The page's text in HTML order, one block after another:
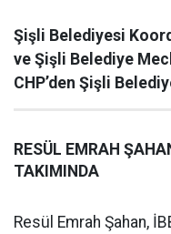
Şişli Belediyesi
ve Şişli Belediye
CHP’den Şişli
RESÜL EMRAH
TAKIMINDA
Resül Emrah Şahan,